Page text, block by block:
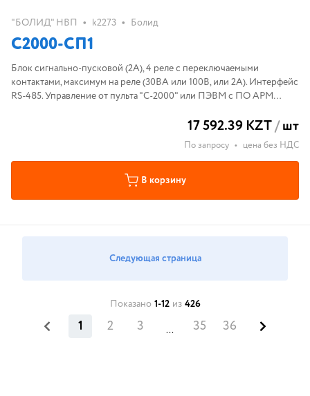
"БОЛИД" НВП • k2273 • Болид
С2000-СП1
Блок сигнально-пусковой (2А), 4 реле с переключаемыми
контактами, максимум на реле (30ВА или 100В, или 2А). Интерфейс
RS-485. Управление от пульта "С-2000" или ПЭВМ с ПО АРМ
17 592.39 KZT/шт
По запросу • цена без НДС
В корзину
Следующая страница
Показано 1-12 из 426
1 2 3 ... 35 36